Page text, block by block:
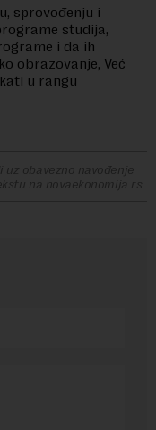
sprovođenju i
studija,
i da ih
obrazovanje, Već
u rangu
obavezno navođenje
na novaekonomija.rs